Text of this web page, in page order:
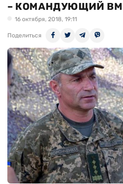
– КОМАНДУЮЩИЙ
16 октября, 2018, 19:11
Поделиться